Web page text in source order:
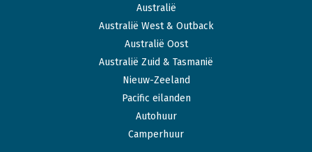
Australië
Australië West & Outback
Australië Oost
Australië Zuid & Tasmanië
Nieuw-Zeeland
Pacific eilanden
Autohuur
Camperhuur